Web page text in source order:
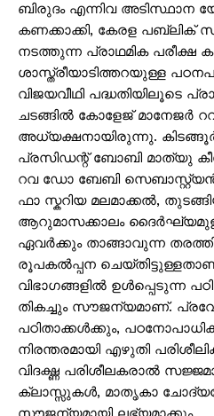
ബിരുദം എന്നിവ അടിസ്ഥാന
കണക്കാക്കി, കേരള പബ്ലിക്
നടത്തുന്ന പ്രാഥമിക പരീക്ഷ
ശാസ്ത്രീയാടിത്തറയുള്ള
വിജയവീഥി പദ്ധതിയിലൂടെ
ചടങ്ങിൽ കോളേജ് മാനേജർ
അധ്യക്ഷനായിരുന്നു.
പ്രസിഡന്റ് ബോബി മാത്യു
റവ ഡോ ബേബി
ഫാ സ്കറിയ മലമാക്കൽ,
ആറുമാസക്കാലം
ഏവർക്കും താങ്ങാവുന്ന
രൂപകൽപ്പന ചെയ്തിട്ടുള്ളതാണ്.
വിഭാഗങ്ങളിൽ ഉൾപ്പെടുന്ന
തികച്ചും സൗജന്യമാണ്.
പഠിതാക്കൾക്കും,
നിരന്തരമായി എഴുതി
വിദഗ്ദ്ധ പരിശീലകരാൽ
ക്ലാസ്സുകൾ, മാതൃകാ